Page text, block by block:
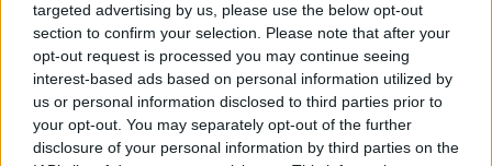
targeted advertising by us, please use the below opt-out
section to confirm your selection. Please note that after your
opt-out request is processed you may continue seeing
interest-based ads based on personal information utilized by
us or personal information disclosed to third parties prior to
your opt-out. You may separately opt-out of the further
disclosure of your personal information by third parties on the
10 ΑΥΓ 2026
Μήλος: Επιχείρηση διάσωσης
33χρονου – Ανέβηκε σε βράχο μέσα
στη θάλασσα και δεν μπορούσε να
κατέβει
10 ΑΥΓ 2026
Φωτιά στην Κόνιτσα